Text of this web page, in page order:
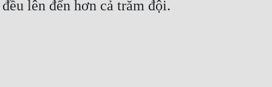
lên đến hơn cả trăm đội.